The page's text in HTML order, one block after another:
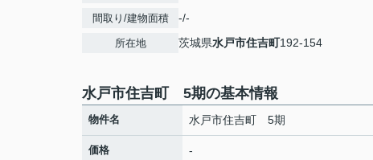
間取り/建物面積 -/-
所在地 茨城県水戸市住吉町192-154
水戸市住吉町 5期の基本情報
物件名 水戸市住吉町 5期
価格 -